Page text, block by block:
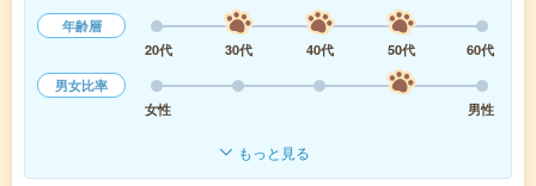
年齢層
20代
30代 40代 50代
60代
男女比率
女性
男性
もっと見る